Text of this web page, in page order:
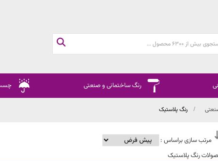
رنگ ساختمانی و صنعتی
رنگ پلاستیک
مرتب سازی براساس :
رنگ پلاستیک